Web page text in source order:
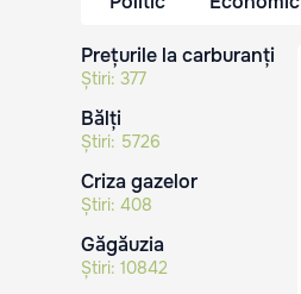
Prețurile la carburanți
Știri: 377
Bălți
Știri: 5726
Criza gazelor
Știri: 408
Găgăuzia
Știri: 10842